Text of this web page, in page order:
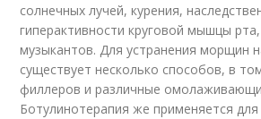
солнечных лучей, курения,
гиперактивности круговой мышцы
музыкантов. Для устранения морщин
существует несколько способов, в
филлеров и различные
Ботулинотерапия же применяется для